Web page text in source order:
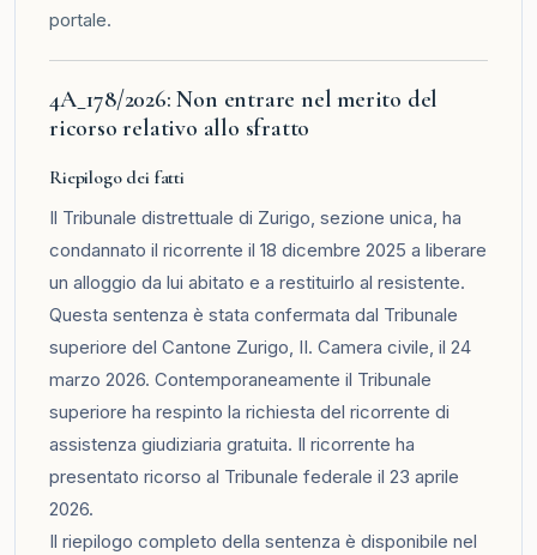
portale.
4A_178/2026: Non entrare nel merito del
ricorso relativo allo sfratto
Riepilogo dei fatti
Il Tribunale distrettuale di Zurigo, sezione unica, ha
condannato il ricorrente il 18 dicembre 2025 a liberare
un alloggio da lui abitato e a restituirlo al resistente.
Questa sentenza è stata confermata dal Tribunale
superiore del Cantone Zurigo, II. Camera civile, il 24
marzo 2026. Contemporaneamente il Tribunale
superiore ha respinto la richiesta del ricorrente di
assistenza giudiziaria gratuita. Il ricorrente ha
presentato ricorso al Tribunale federale il 23 aprile
2026.
Il riepilogo completo della sentenza è disponibile nel